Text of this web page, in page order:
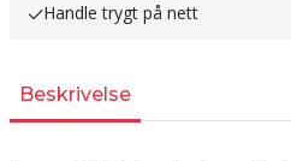
Handle trygt på nett
Beskrivelse